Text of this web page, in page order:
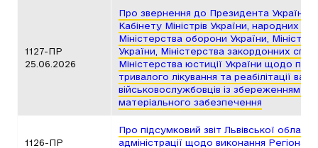
1127-ПР
25.06.2026
Про звернення до Президента України,
Кабінету Міністрів України, народних
Міністерства оборони України,
України, Міністерства закордонних
Міністерства юстиції України щодо
тривалого лікування та реабілітації
військовослужбовців із збереженням
матеріального забезпечення
1126-ПР
Про підсумковий звіт Львівської
адміністрації щодо виконання